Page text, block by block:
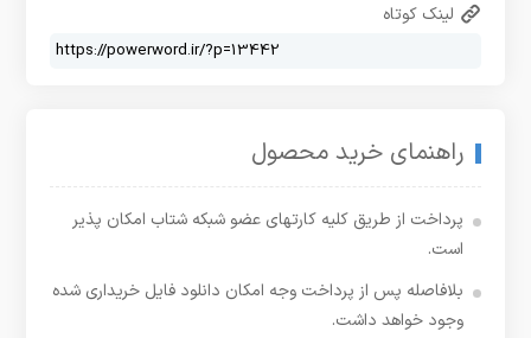
لینک کوتاه
راهنمای خرید محصول
پرداخت از طریق کلیه کارتهای عضو شبکه شتاب امکان پذیر
است.
بلافاصله پس از پرداخت وجه امکان دانلود فایل خریداری شده
وجود خواهد داشت.